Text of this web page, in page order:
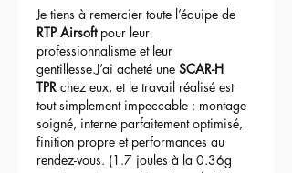
Je tiens à remercier toute l’équipe de
RTP Airsoft pour leur
professionnalisme et leur
gentillesse.J’ai acheté une SCAR-H
TPR chez eux, et le travail réalisé est
tout simplement impeccable : montage
soigné, interne parfaitement optimisé,
finition propre et performances au
rendez-vous. (1.7 joules à la 0.36g